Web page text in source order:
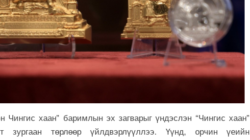
Чингис хаан” баримлын эх загварыг үндэслэн “Чингис хаан”
зургаан төрлөөр үйлдвэрлүүллээ. Үүнд, орчин үеийн